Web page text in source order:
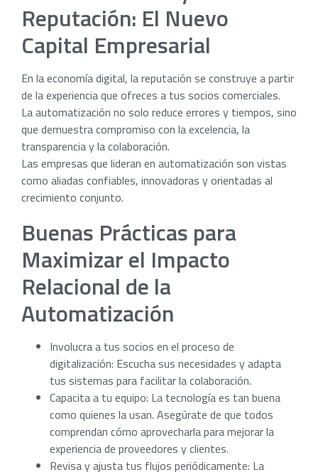
Reputación: El Nuevo
Capital Empresarial
En la economía digital, la reputación se construye a partir
de la experiencia que ofreces a tus socios comerciales.
La automatización no solo reduce errores y tiempos, sino
que demuestra compromiso con la excelencia, la
transparencia y la colaboración.
Las empresas que lideran en automatización son vistas
como aliadas confiables, innovadoras y orientadas al
crecimiento conjunto.
Buenas Prácticas para
Maximizar el Impacto
Relacional de la
Automatización
Involucra a tus socios en el proceso de
digitalización: Escucha sus necesidades y adapta
tus sistemas para facilitar la colaboración.
Capacita a tu equipo: La tecnología es tan buena
como quienes la usan. Asegúrate de que todos
comprendan cómo aprovecharla para mejorar la
experiencia de proveedores y clientes.
Revisa y ajusta tus flujos periódicamente: La